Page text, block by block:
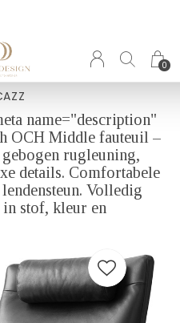
0
name="description"
OCH Middle fauteuil –
rugleuning,
details. Comfortabele
Volledig
in stof, kleur en